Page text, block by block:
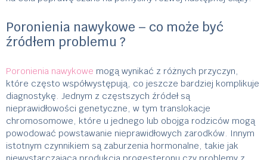
Poronienia nawykowe – co może być
źródłem problemu ?
Poronienia nawykowe mogą wynikać z różnych przyczyn,
które często współwystępują, co jeszcze bardziej komplikuje
diagnostykę. Jednym z częstszych źródeł są
nieprawidłowości genetyczne, w tym translokacje
chromosomowe, które u jednego lub obojga rodziców mogą
powodować powstawanie nieprawidłowych zarodków. Innym
istotnym czynnikiem są zaburzenia hormonalne, takie jak
niewystarczająca produkcja progesteronu czy problemy z